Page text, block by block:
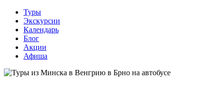
Туры
Экскурсии
Календарь
Блог
Акции
Афиша